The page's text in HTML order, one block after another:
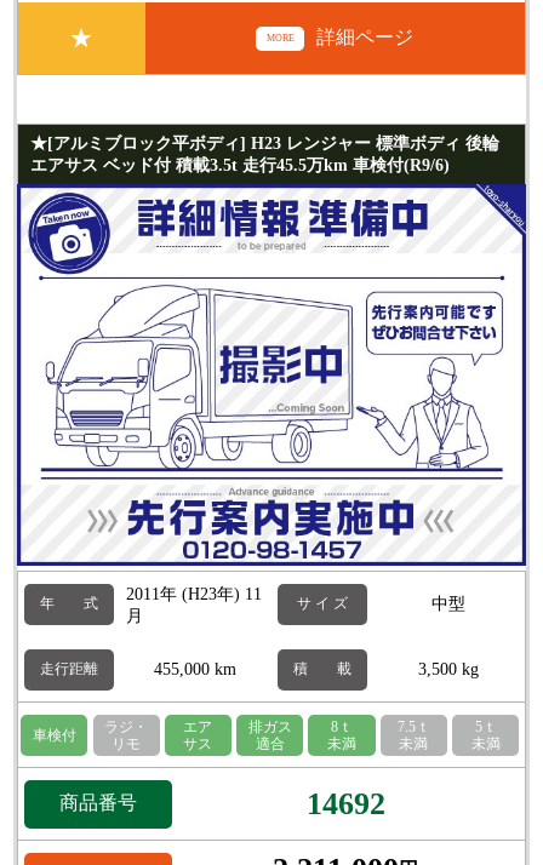
★ MORE 詳細ページ
★[アルミブロック平ボディ] H23 レンジャー 標準ボディ 後輪
エアサス ベッド付 積載3.5t 走行45.5万km 車検付(R9/6)
年 式
2011年 (H23年) 11
月
サ イ ズ 中型
走行距離 455,000 km 積 載 3,500 kg
車検付
ラジ・
リモ
エア
サス
排ガス
適合
8ｔ
未満
7.5ｔ
未満
5ｔ
未満
商品番号
14692